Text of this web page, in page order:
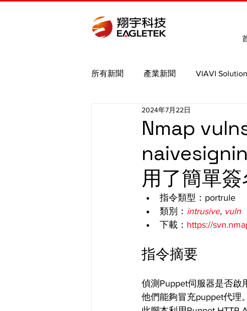
所有新聞 產業新聞 VIAVI
Binho Saleae
Nmap brute PCIe
Nmap
用了簡單簽
2024年7月22日
指令類型：portrule
類別： intrusive, vuln
下載： https://
指令摘要
偵測Puppet伺服器是否啟
他們能夠冒充puppet代理